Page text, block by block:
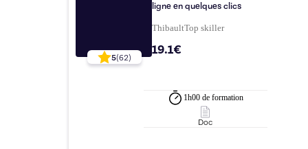
5(62)
ligne en quelques clics
ThibaultTop skiller
19.1€
1h00 de formation
Doc